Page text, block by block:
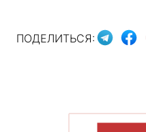
ПОДЕЛИТЬСЯ: